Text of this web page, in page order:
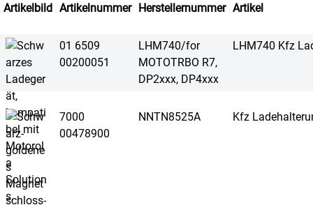
Artikelbild Artikelnummer Herstellernummer Artikel
01 6509
00200051
LHM740/for
MOTOTRBO R7,
DP2xxx, DP4xxx
LHM740 Kfz
7000
00478900
NNTN8525A Kfz